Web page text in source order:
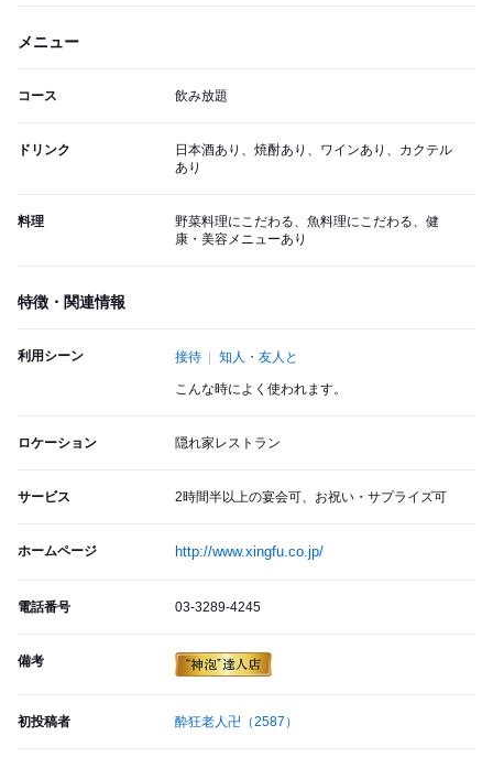
メニュー
コース 飲み放題
ドリンク
日本酒あり、焼酎あり、ワインあり、カクテル
あり
料理
野菜料理にこだわる、魚料理にこだわる、健
康・美容メニューあり
特徴・関連情報
利用シーン 接待 知人・友人と
こんな時によく使われます。
ロケーション 隠れ家レストラン
サービス 2時間半以上の宴会可、お祝い・サプライズ可
ホームページ http://www.xingfu.co.jp/
電話番号 03-3289-4245
備考
初投稿者 酔狂老人卍 （2587）